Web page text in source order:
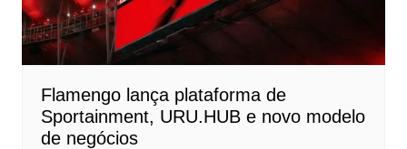
Flamengo lança plataforma de
Sportainment, URU.HUB e novo modelo
de negócios